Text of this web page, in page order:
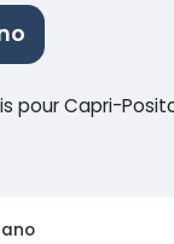
pour Capri-